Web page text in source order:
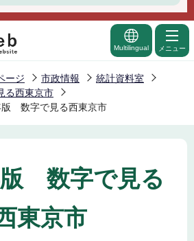
Multilingual メニュー
ージ 市政情報
統計資料室
る西東京市
版 数字で見る西東京市
数字で見る
東京市